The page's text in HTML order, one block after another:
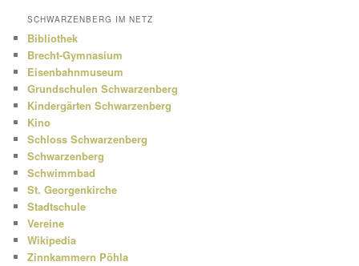
SCHWARZENBERG IM NETZ
Bibliothek
Brecht-Gymnasium
Eisenbahnmuseum
Grundschulen Schwarzenberg
Kindergärten Schwarzenberg
Kino
Schloss Schwarzenberg
Schwarzenberg
Schwimmbad
St. Georgenkirche
Stadtschule
Vereine
Wikipedia
Zinnkammern Pöhla